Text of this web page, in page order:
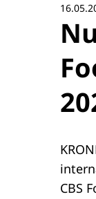
Empresa
Contacto
CBS